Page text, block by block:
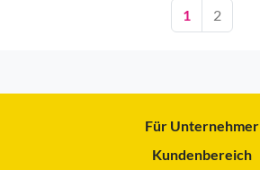
1 2
Für Unternehmer
Kundenbereich